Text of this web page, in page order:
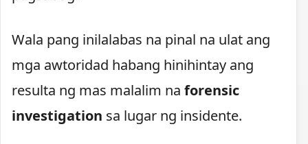
Wala pang inilalabas na pinal na ulat ang
mga awtoridad habang hinihintay ang
resulta ng mas malalim na forensic
investigation sa lugar ng insidente.